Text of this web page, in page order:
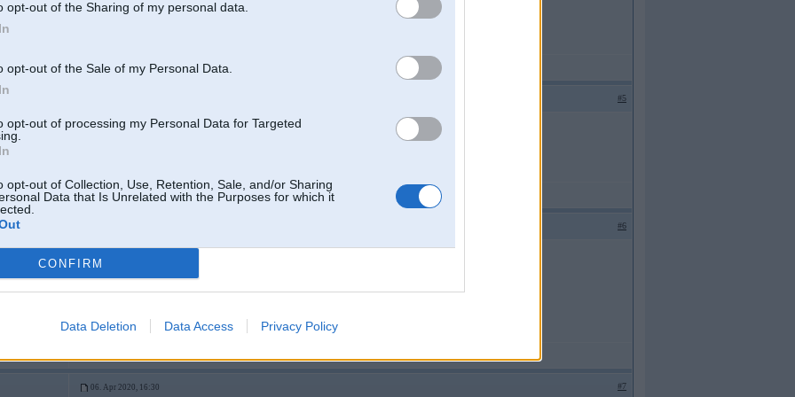
opt-out of the Sharing of my personal data.
opt-out of the Sale of my Personal Data.
opt-out of processing my Personal Data for Targeted
opt-out of Collection, Use, Retention, Sale, and/or Sharing
Data that Is Unrelated with the Purposes for which it
CONFIRM
Data Deletion Data Access Privacy Policy
#5
Kur tad Tu atrodies, ka citu meistaru nav un nevari biš pabraukties līdz citiem?!?!
#6
06. Apr 2020, 16:30 #7